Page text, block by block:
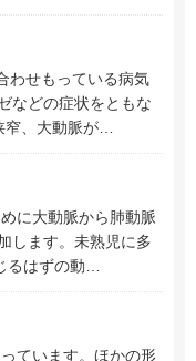
わせもっている病気
などの症状をともな
、大動脈が…
に大動脈から肺動脈
します。未熟児に多
るはずの動…
ています。ほかの形